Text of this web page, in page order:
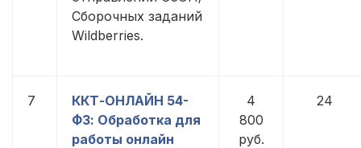
Сборочных заданий
Wildberries.
7
ККТ-ОНЛАЙН 54-
ФЗ: Обработка для
работы онлайн
4
800
руб.
24